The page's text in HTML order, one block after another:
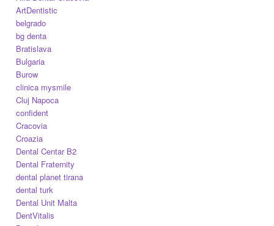
ArtDentistic
belgrado
bg denta
Bratislava
Bulgaria
Burow
clinica mysmile
Cluj Napoca
confident
Cracovia
Croazia
Dental Centar B2
Dental Fraternity
dental planet tirana
dental turk
Dental Unit Malta
DentVitalis